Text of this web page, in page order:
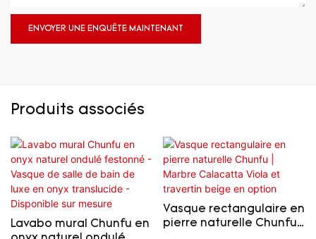
ENVOYER UNE ENQUÊTE MAINTENANT
Produits associés
Lavabo mural Chunfu en
Vasque rectangulaire en
pierre naturelle Chunfu |